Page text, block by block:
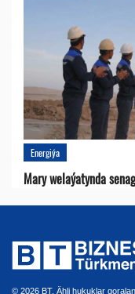
Energiýa
Mary welaýatynda
© 2026 BT. Ähli hukuklar